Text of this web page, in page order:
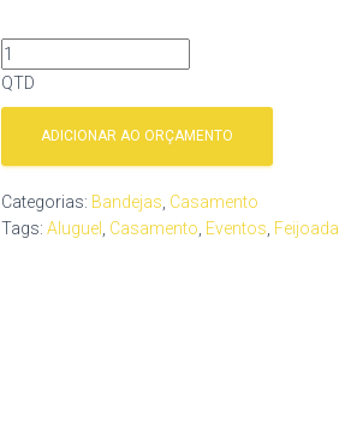
QTD
ADICIONAR AO ORÇAMENTO
Categorias: Bandejas Casamento
Tags:Aluguel Casamento Eventos Feijoada